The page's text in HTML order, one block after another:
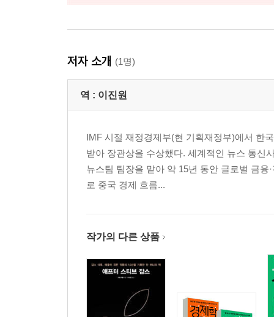
저자 소개 (1명)
역 : 이진원
IMF 시절 재정경제부(현 기획재정부)에서 한
받아 장관상을 수상했다. 세계적인 뉴스 통신
뉴스팀 팀장을 맡아 약 15년 동안 글로벌 금
로 중국 경제 흐름...
작가의 다른 상품